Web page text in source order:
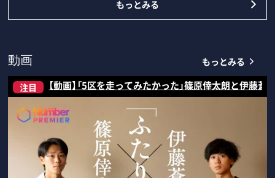
もっとみる
動画 もっとみる
注目 【動画】「5区を走ってみたかった」篠原倖太朗と伊藤